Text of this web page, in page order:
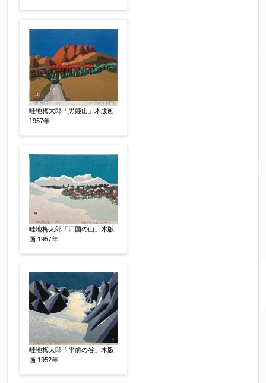
※携帯電話などご連絡が取りやすいお電話番号を
お願い致します。
郵便番号 【必須】
↓郵便番号を入力すると住所の最初が自動入力さ
れます。番地以下は任意でも結構です。
【必須】
ご要望などがございましたらご入力ください
畦地梅太郎「黒姫山」木版画
1957年
畦地梅太郎「四国の山」木版
画 1957年
畦地梅太郎「平前の谷」木版
画 1952年